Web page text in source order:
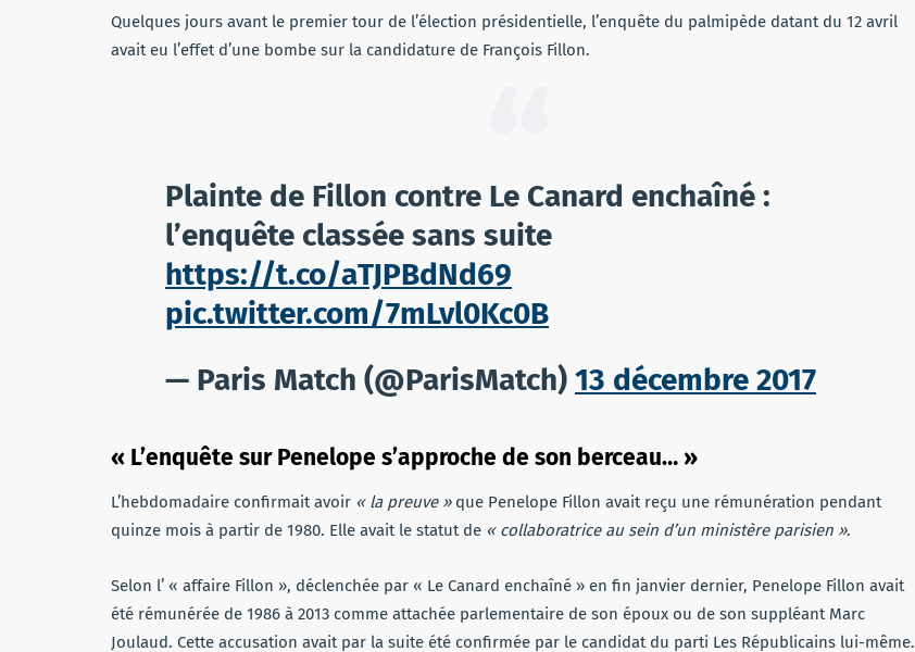
Quelques jours avant le premier tour de l’élection présidentielle, l’enquête du palmipède datant du 12 avril
avait eu l’effet d’une bombe sur la candidature de François Fillon.
Plainte de Fillon contre Le Canard enchaîné :
l’enquête classée sans suite
https://t.co/aTJPBdNd69
pic.twitter.com/7mLvl0Kc0B
— Paris Match (@ParisMatch) 13 décembre 2017
« L’enquête sur Penelope s’approche de son berceau… »
L’hebdomadaire confirmait avoir « la preuve »que Penelope Fillon avait reçu une rémunération pendant
quinze mois à partir de 1980. Elle avait le statut de « collaboratrice au sein d’un ministère parisien ».
Selon l’ « affaire Fillon », déclenchée par « Le Canard enchaîné » en fin janvier dernier, Penelope Fillon avait
été rémunérée de 1986 à 2013 comme attachée parlementaire de son époux ou de son suppléant Marc
Joulaud. Cette accusation avait par la suite été confirmée par le candidat du parti Les Républicains lui-même.